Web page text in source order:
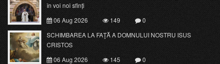
în voi noi sfinți
06 Aug 2026
149
0
SCHIMBAREA LA FAŢĂ A DOMNULUI NOSTRU ISUS
CRISTOS
06 Aug 2026
145 0